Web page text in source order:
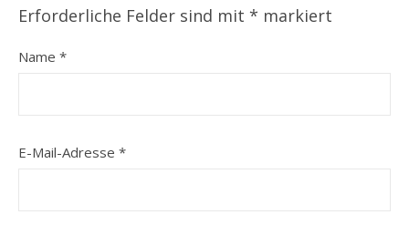
Erforderliche Felder sind mit * markiert
Name *
E-Mail-Adresse *